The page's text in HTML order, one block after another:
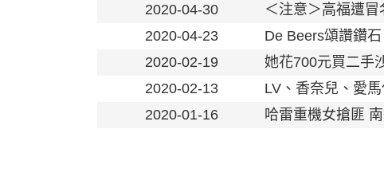
2020-04-30
＜注意＞高福遭
2020-04-23
De Beers頌讚鑽
2020-02-19
她花700元買二手
2020-02-13
LV、香奈兒、愛
2020-01-16
哈雷重機女搶匪